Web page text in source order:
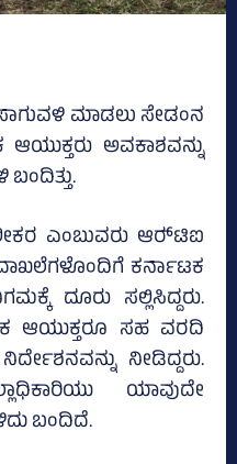
ಮಾಡಲು ಸೇಡಂನ
ಅವಕಾಶವನ್ನು
ಎಂಬುವರು ಆರ್‍‌ಟಿಐ
ಕರ್ನಾಟಕ
ದೂರು ಸಲ್ಲಿಸಿದ್ದರು.
ಆಯುಕ್ತರೂ ಸಹ ವರದಿ
ನೀಡಿದ್ದರು.
ಯಾವುದೇ
ಬಂದಿದೆ.